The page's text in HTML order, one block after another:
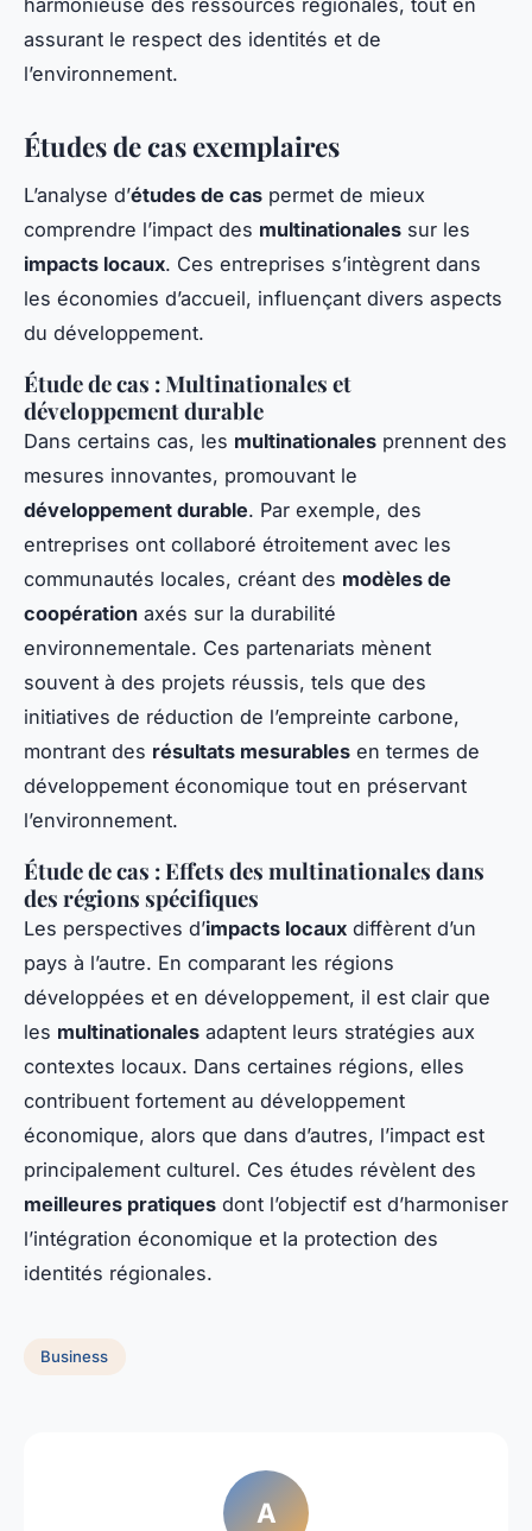
assurant le respect des identités et de
l’environnement.
Études de cas exemplaires
L’analyse d’études de cas permet de mieux
comprendre l’impact des multinationales sur les
impacts locaux. Ces entreprises s’intègrent dans
les économies d’accueil, influençant divers aspects
du développement.
Étude de cas : Multinationales et
développement durable
Dans certains cas, les multinationales prennent des
mesures innovantes, promouvant le
développement durable. Par exemple, des
entreprises ont collaboré étroitement avec les
communautés locales, créant des modèles de
coopération axés sur la durabilité
environnementale. Ces partenariats mènent
souvent à des projets réussis, tels que des
initiatives de réduction de l’empreinte carbone,
montrant des résultats mesurables en termes de
développement économique tout en préservant
l’environnement.
Étude de cas : Effets des multinationales dans
des régions spécifiques
Les perspectives d’impacts locaux diffèrent d’un
pays à l’autre. En comparant les régions
développées et en développement, il est clair que
les multinationales adaptent leurs stratégies aux
contextes locaux. Dans certaines régions, elles
contribuent fortement au développement
économique, alors que dans d’autres, l’impact est
principalement culturel. Ces études révèlent des
meilleures pratiques dont l’objectif est d’harmoniser
l’intégration économique et la protection des
identités régionales.
Business
A